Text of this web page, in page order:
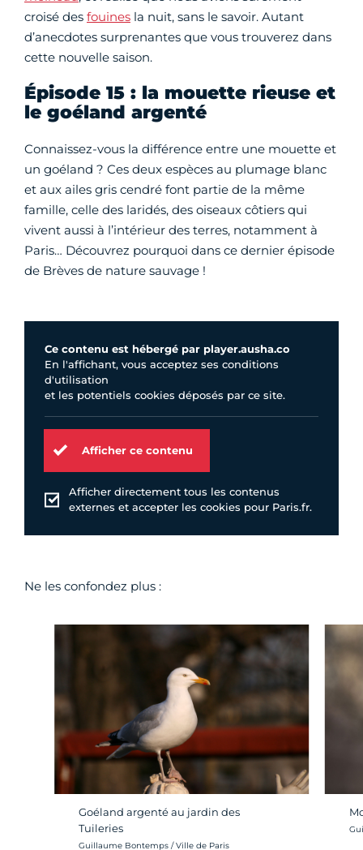
croisé des fouines la nuit, sans le savoir. Autant
d’anecdotes surprenantes que vous trouverez dans
cette nouvelle saison.
Épisode 15 : la mouette rieuse et
le goéland argenté
Connaissez-vous la différence entre une mouette et
un goéland ? Ces deux espèces au plumage blanc
et aux ailes gris cendré font partie de la même
famille, celle des laridés, des oiseaux côtiers qui
vivent aussi à l’intérieur des terres, notamment à
Paris… Découvrez pourquoi dans ce dernier épisode
de Brèves de nature sauvage !
Ce contenu est hébergé par player.ausha.co
En l'affichant, vous acceptez ses conditions
d'utilisation
et les potentiels cookies déposés par ce site.
Afficher ce contenu
Afficher directement tous les contenus
externes et accepter les cookies pour Paris.fr.
Ne les confondez plus :
Goéland argenté au jardin des
Tuileries
Crédit photo :
Guillaume Bontemps / Ville de Paris